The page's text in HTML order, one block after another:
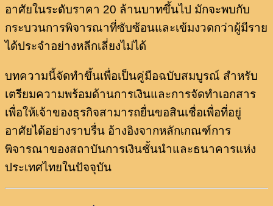
อาศัยในระดับราคา 20 ล้านบาทขึ้นไป มักจะพบกับ
กระบวนการพิจารณาที่ซับซ้อนและเข้มงวดกว่าผู้มีราย
ได้ประจำอย่างหลีกเลี่ยงไม่ได้
บทความนี้จัดทำขึ้นเพื่อเป็นคู่มือฉบับสมบูรณ์ สำหรับ
เตรียมความพร้อมด้านการเงินและการจัดทำเอกสาร
เพื่อให้เจ้าของธุรกิจสามารถยื่นขอสินเชื่อเพื่อที่อยู่
อาศัยได้อย่างราบรื่น อ้างอิงจากหลักเกณฑ์การ
พิจารณาของสถาบันการเงินชั้นนำและธนาคารแห่ง
ประเทศไทยในปัจจุบัน